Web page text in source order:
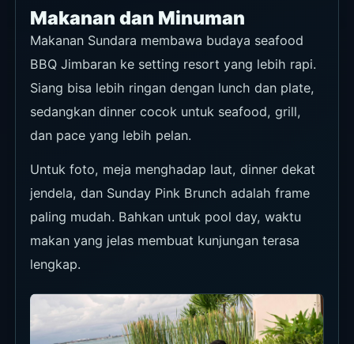
Waktu
Sabtu terakhir setiap bulan, 18.30-
21.00
Harga
Konfirmasi syarat seat dan dining
Lihat detail acara
Sundown Social Cocktails
Ritual cocktail golden hour setiap hari dengan
minuman pilihan, view laut, dan suasana sunset